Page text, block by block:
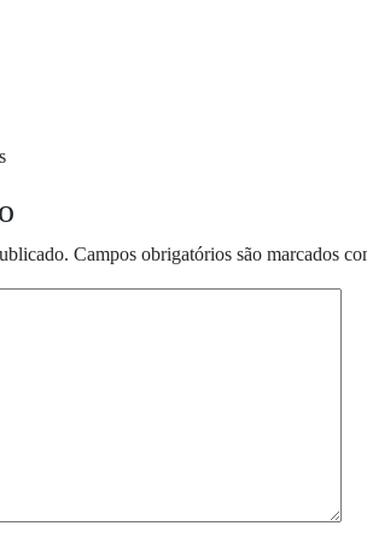
Campos obrigatórios são marcados